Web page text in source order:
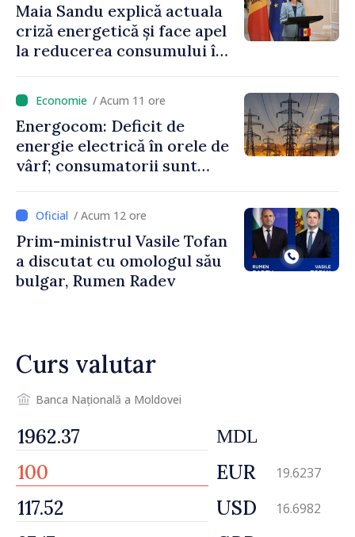
Maia Sandu explică actuala
criză energetică și face apel
la reducerea consumului în
putem menține prețurile la
un nivel mai mic”
/ Acum 11 ore
Energocom: Deficit de
energie electrică în orele de
vârf; consumatorii sunt
/ Acum 12 ore
Prim-ministrul Vasile Tofan
a discutat cu omologul său
bulgar, Rumen Radev
Curs valutar
Banca Națională a Moldovei
MDL
EUR 19.6237
USD 16.6982